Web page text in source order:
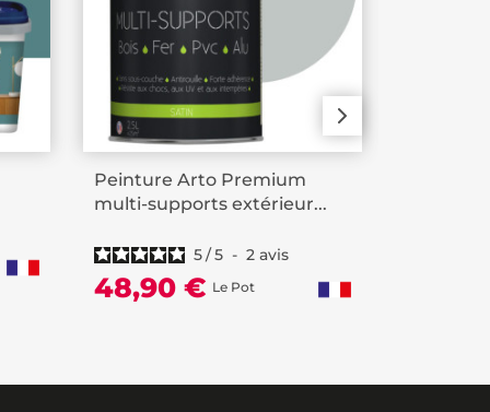
Peinture Arto Premium
multi-supports extérieur...
5/5 - 2 avis
48,90 € Le Pot